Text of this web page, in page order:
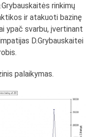
rinkimų
ir atakuoti bazinę
ypač svarbu, įvertinant
D.Grybauskaitei
palaikymas.